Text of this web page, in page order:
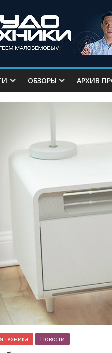
ОБЗОРЫ АРХИВ
техника Новости